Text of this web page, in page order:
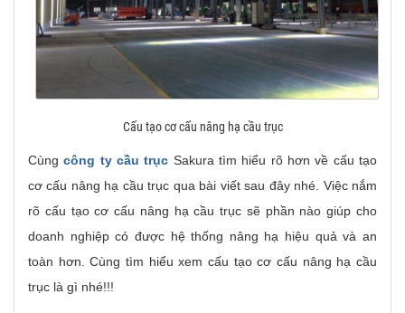
Cấu tạo cơ cấu nâng hạ cầu trục
Cùngcông ty cầu trục Sakura tìm hiểu rõ hơn về cấu tạo
cơ cấu nâng hạ cầu trục qua bài viết sau đây nhé. Việc nắm
rõ cấu tạo cơ cấu nâng hạ cầu trục sẽ phần nào giúp cho
doanh nghiệp có được hệ thống nâng hạ hiệu quả và an
toàn hơn. Cùng tìm hiểu xem cấu tạo cơ cấu nâng hạ cầu
trục là gì nhé!!!